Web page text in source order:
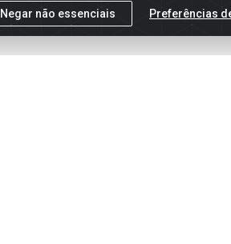
Negar não essenciais Preferências